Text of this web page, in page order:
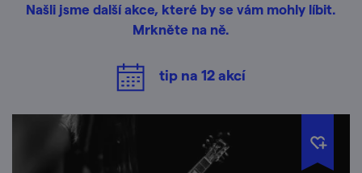
Našli jsme další akce, které by se vám mohly líbit.
Mrkněte na ně.
tip na 12akcí